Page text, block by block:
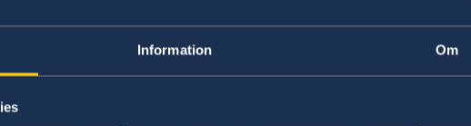
Information Om
Vid en nödsituation kan svenska resenärer eller boende i
New Delhi på +91 11 4419 7100. Efter kontorstid kopplas